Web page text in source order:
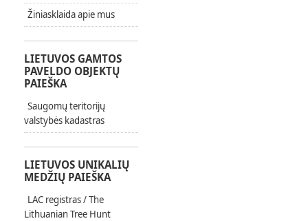
Žiniasklaida apie mus
LIETUVOS GAMTOS
PAVELDO OBJEKTŲ
PAIEŠKA
Saugomų teritorijų
valstybės kadastras
LIETUVOS UNIKALIŲ
MEDŽIŲ PAIEŠKA
LAC registras / The
Lithuanian Tree Hunt